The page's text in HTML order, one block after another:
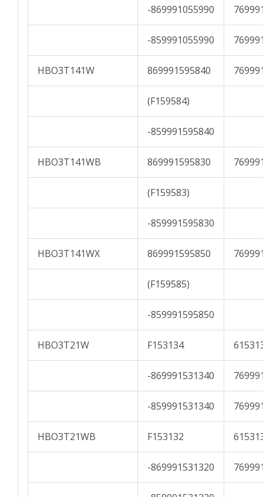
-869991055990
-859991055990
HBO3T141W 869991595840
(F159584)
-859991595840
HBO3T141WB 869991595830
(F159583)
-859991595830
HBO3T141WX 869991595850
(F159585)
-859991595850
HBO3T21W F153134
-869991531340
-859991531340
HBO3T21WB F153132
-869991531320